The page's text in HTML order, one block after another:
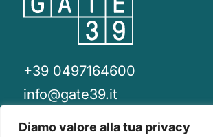
Diamo valore alla tua privacy
+39 0497164600
info@gate39.it
gate39@pec.it